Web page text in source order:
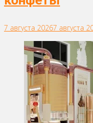
7 августа 20267 августа